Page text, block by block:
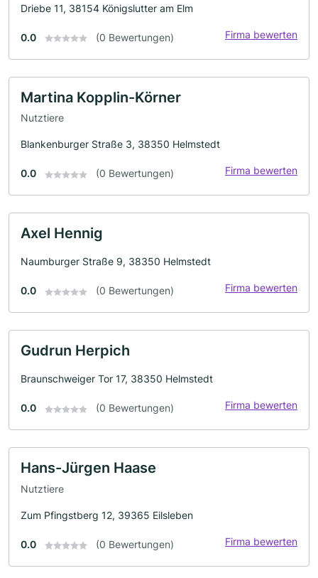
Driebe 11, 38154 Königslutter am Elm
0.0 (0 Bewertungen) Firma bewerten
Martina Kopplin-Körner
Nutztiere
Blankenburger Straße 3, 38350 Helmstedt
0.0 (0 Bewertungen) Firma bewerten
Axel Hennig
Naumburger Straße 9, 38350 Helmstedt
0.0 (0 Bewertungen) Firma bewerten
Gudrun Herpich
Braunschweiger Tor 17, 38350 Helmstedt
0.0 (0 Bewertungen) Firma bewerten
Hans-Jürgen Haase
Nutztiere
Zum Pfingstberg 12, 39365 Eilsleben
0.0 (0 Bewertungen) Firma bewerten